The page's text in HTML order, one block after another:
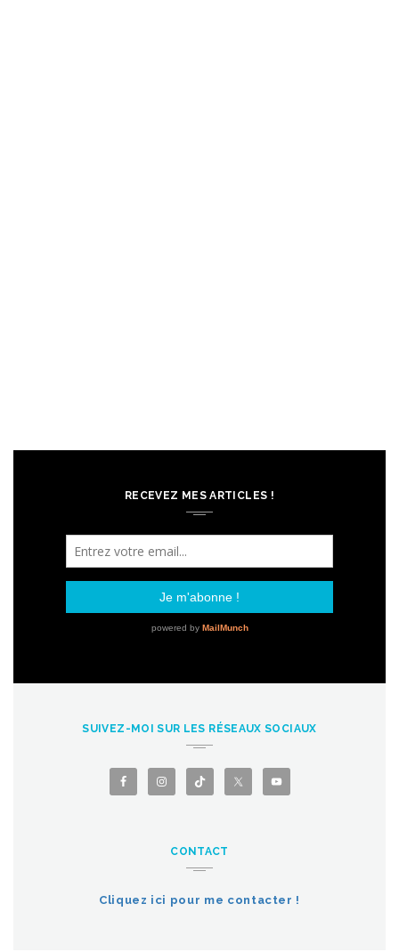
RECEVEZ MES ARTICLES !
SUIVEZ-MOI SUR LES RÉSEAUX SOCIAUX
CONTACT
Cliquez ici pour me contacter !